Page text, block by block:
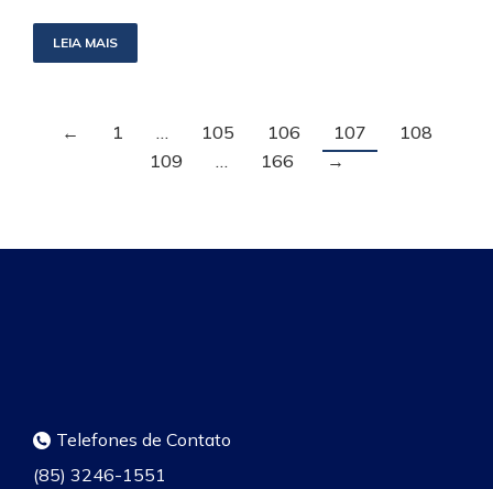
LEIA MAIS
← 1 … 105 106 107
108
109
… 166 →
Telefones de Contato
(85) 3246-1551